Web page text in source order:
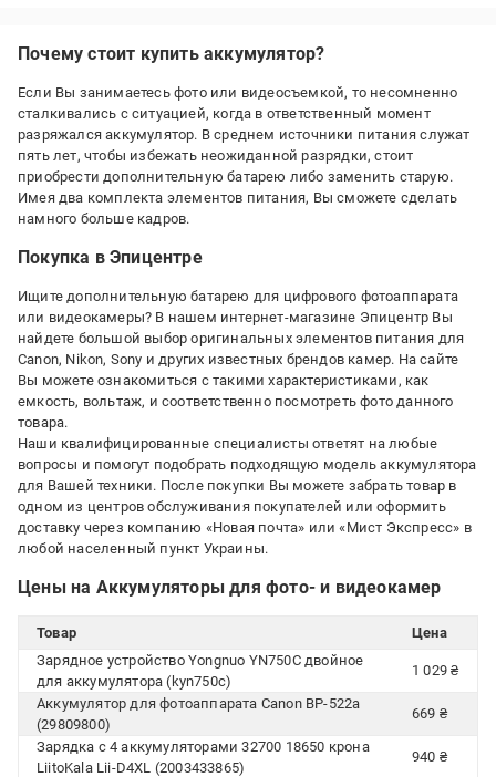
Почему стоит купить аккумулятор?
Если Вы занимаетесь фото или видеосъемкой, то несомненно
сталкивались с ситуацией, когда в ответственный момент
разряжался аккумулятор. В среднем источники питания служат
пять лет, чтобы избежать неожиданной разрядки, стоит
приобрести дополнительную батарею либо заменить старую.
Имея два комплекта элементов питания, Вы сможете сделать
намного больше кадров.
Покупка в Эпицентре
Ищите дополнительную батарею для цифрового фотоаппарата
или видеокамеры? В нашем интернет-магазине Эпицентр Вы
найдете большой выбор оригинальных элементов питания для
Canon, Nikon, Sony и других известных брендов камер. На сайте
Вы можете ознакомиться с такими характеристиками, как
емкость, вольтаж, и соответственно посмотреть фото данного
товара.
Наши квалифицированные специалисты ответят на любые
вопросы и помогут подобрать подходящую модель аккумулятора
для Вашей техники. После покупки Вы можете забрать товар в
одном из центров обслуживания покупателей или оформить
доставку через компанию «Новая почта» или «Мист Экспресс» в
любой населенный пункт Украины.
Цены на Аккумуляторы для фото- и видеокамер
Товар
Цена
Зарядное устройство Yongnuo YN750C двойное
для аккумулятора (kyn750c)
1 029 ₴
Аккумулятор для фотоаппарата Canon BP-522a
(29809800)
669 ₴
Зарядка с 4 аккумуляторами 32700 18650 крона
LiitoKala Lii-D4XL (2003433865)
940 ₴